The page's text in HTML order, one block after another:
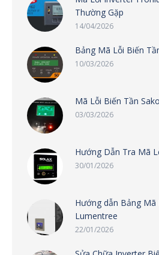
Thường Gặp
14/04/2026
Bảng Mã Lỗi Biến
10/03/2026
Mã Lỗi Biến Tần
03/03/2026
Hướng Dẫn Tra Mã
30/01/2026
Hướng dẫn Bảng Mã
Lumentree
22/01/2026